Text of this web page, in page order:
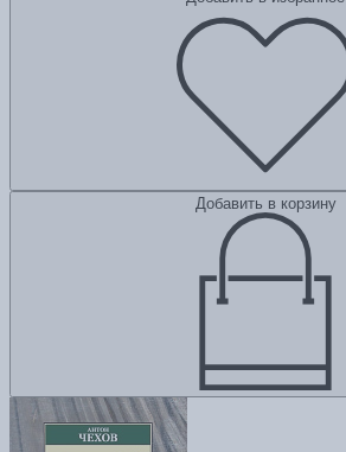
Добавить в корзину